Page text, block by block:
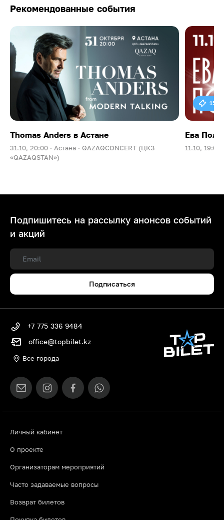
Рекомендованные события
Thomas Anders в Астане
31.10, 20:00 · Астана · QAZAQCONCERT (ЦКЗ
«QAZAQSTAN»)
15
Ева
11.10, 19:00
Подпишитесь на рассылку анонсов событий
и акций
Подписаться
Личный кабинет
О проекте
Организаторам мероприятий
Часто задаваемые вопросы
Возврат билетов
+7 775 336 9484
office@topbilet.kz
Все города